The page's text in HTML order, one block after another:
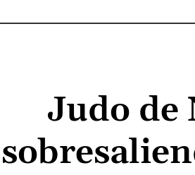
Judo de